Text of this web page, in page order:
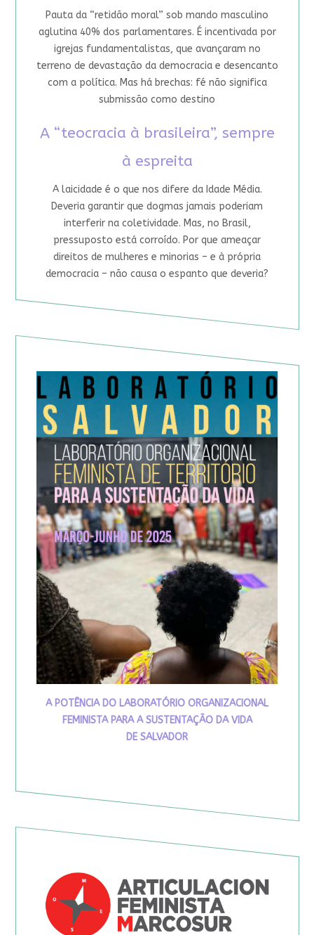
Pauta da “retidão moral” sob mando masculino
aglutina 40% dos parlamentares. É incentivada por
igrejas fundamentalistas, que avançaram no
terreno de devastação da democracia e desencanto
com a política. Mas há brechas: fé não significa
submissão como destino
A “teocracia à brasileira”, sempre
à espreita
A laicidade é o que nos difere da Idade Média.
Deveria garantir que dogmas jamais poderiam
interferir na coletividade. Mas, no Brasil,
pressuposto está corroído. Por que ameaçar
direitos de mulheres e minorias – e à própria
democracia – não causa o espanto que deveria?
A POTÊNCIA DO LABORATÓRIO ORGANIZACIONAL
FEMINISTA PARA A SUSTENTAÇÃO DA VIDA
DE SALVADOR